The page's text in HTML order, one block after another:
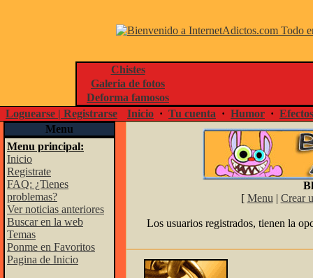
Chistes
Galeria de fotos
Deforma famosos
Loguearse | Registrarse
Inicio · Tu cuenta · Humor ·
Menu
Menu principal:
Inicio
Registrate
FAQ: ¿Tienes
problemas?
Ver noticias anteriores
Buscar en la web
Temas
Ponme en Favoritos
Pagina de Inicio
[ Menu | Crear
Los usuarios registrados, tienen la